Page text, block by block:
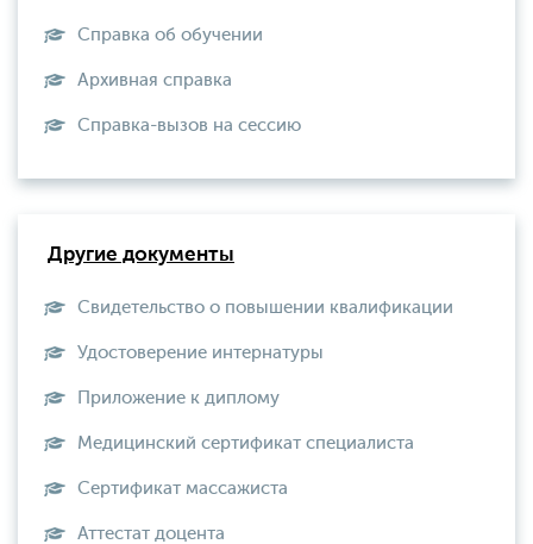
Справка об обучении
Архивная справка
Справка-вызов на сессию
Другие документы
Свидетельство о повышении квалификации
Удостоверение интернатуры
Приложение к диплому
Медицинский сертификат специалиста
Сертификат массажиста
Аттестат доцента